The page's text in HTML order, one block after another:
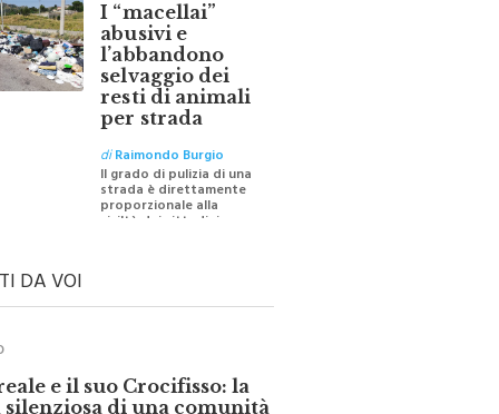
abusivi e
l’abbandono
selvaggio dei
resti di animali
per strada
diRaimondo Burgio
Il grado di pulizia di una
strada è direttamente
proporzionale alla
civiltà dei cittadini
DA VOI
e il suo Crocifisso: la
di una comunità